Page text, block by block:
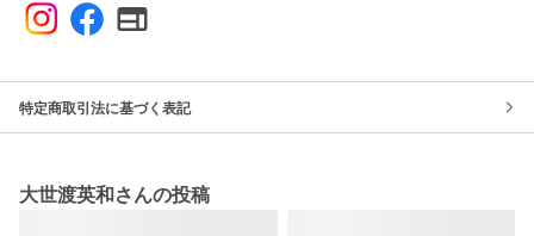
特定商取引法に基づく表記
大世渡英和さんの投稿